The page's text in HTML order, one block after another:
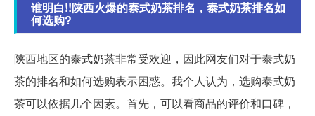
谁明白!!陕西火爆的泰式奶茶排名，泰式奶茶排名如
何选购?
陕西地区的泰式奶茶非常受欢迎，因此网友们对于泰式奶
茶的排名和如何选购表示困惑。我个人认为，选购泰式奶
茶可以依据几个因素。首先，可以看商品的评价和口碑，